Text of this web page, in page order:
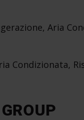
Aria
Condizionata,